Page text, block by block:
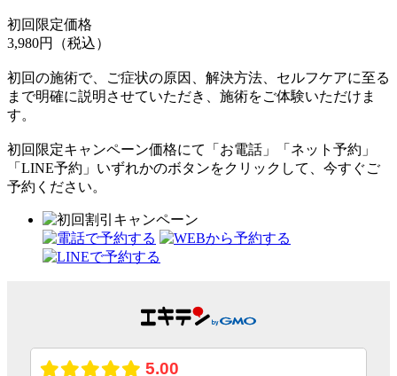
初回限定価格
3,980円（税込）
初回の施術で、ご症状の原因、解決方法、セルフケアに至る
まで明確に説明させていただき、施術をご体験いただけま
す。
初回限定キャンペーン価格にて「お電話」「ネット予約」
「LINE予約」いずれかのボタンをクリックして、今すぐご
予約ください。